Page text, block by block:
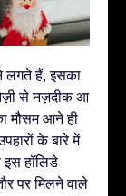
लगते हैं, इसका
से नज़दीक आ
मौसम आने ही
के बारे में
हॉलिडे
पर मिलने वाले